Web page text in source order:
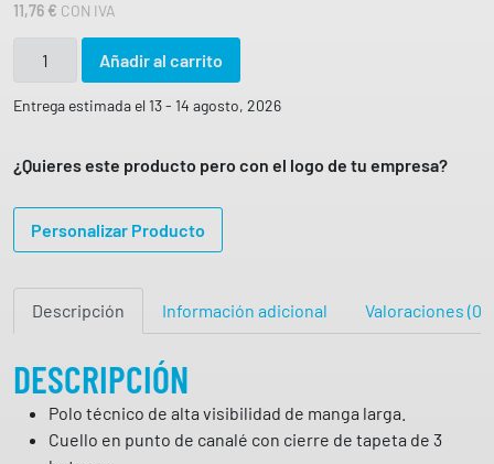
11,76 € CON IVA
L
.
V
O
R
I
Añadir al carrito
Entrega estimada el 13 - 14 agosto, 2026
¿Quieres este producto pero con el logo de tu empresa?
Personalizar Producto
Descripción Información adicional Valoraciones (0)
DESCRIPCIÓN
Polo técnico de alta visibilidad de manga larga.
Cuello en punto de canalé con cierre de tapeta de 3